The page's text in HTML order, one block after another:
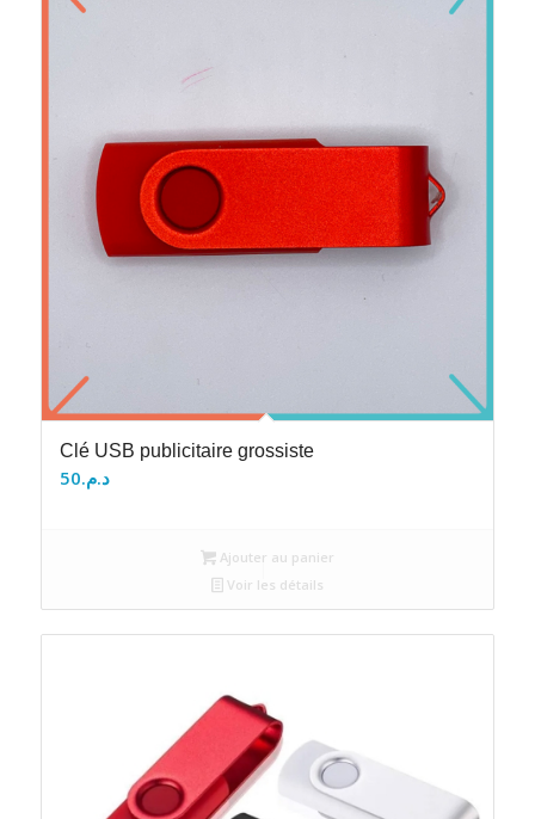
Clé USB publicitaire grossiste
د.م.50
Ajouter au panier
Voir les détails